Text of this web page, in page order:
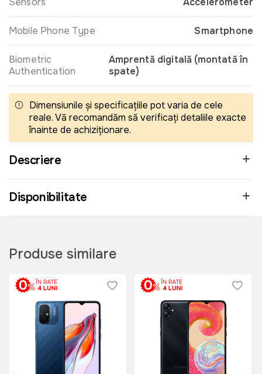
Mobile Phone Type Smartphone
Biometric
Authentication
Amprentă digitală (montată în
spate)
Dimensiunile și specificațiile pot varia de cele
reale. Vă recomandăm să verificați detaliile exacte
înainte de achiziționare.
Descriere
Disponibilitate
Produse similare